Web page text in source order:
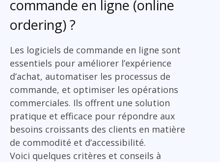
commande en ligne (online
ordering) ?
Les logiciels de commande en ligne sont
essentiels pour améliorer l’expérience
d’achat, automatiser les processus de
commande, et optimiser les opérations
commerciales. Ils offrent une solution
pratique et efficace pour répondre aux
besoins croissants des clients en matière
de commodité et d’accessibilité.
Voici quelques critères et conseils à